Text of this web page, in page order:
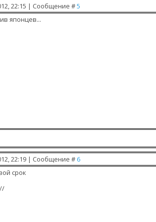
22:15 | Сообщение #5
японцев...
22:19 | Сообщение # 6
срок